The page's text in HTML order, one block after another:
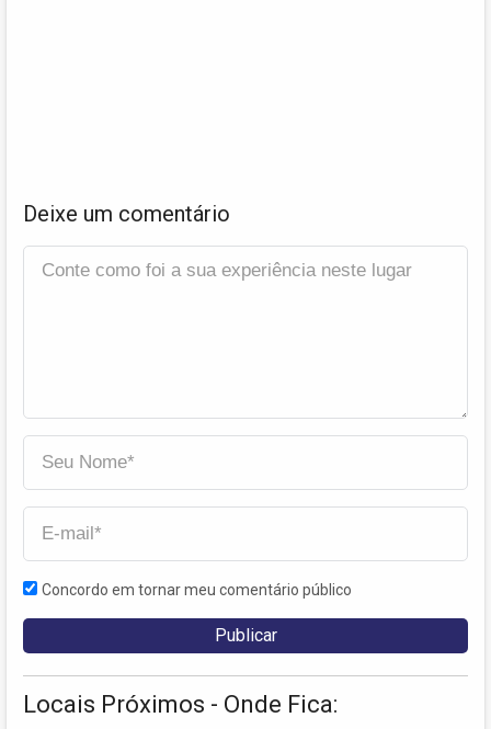
Deixe um comentário
Concordo em tornar meu comentário público
Locais Próximos - Onde Fica: